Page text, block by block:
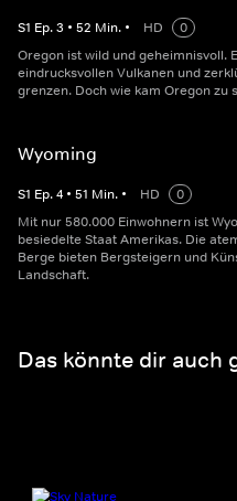
S1 Ep.3 • 52 Min. • HD
0
Oregon ist wild und geheimnisvoll.
eindrucksvollen Vulkanen und
grenzen. Doch wie kam Oregon zu
Wyoming
S1 Ep.4 • 51 Min. • HD
0
Mit nur 580.000 Einwohnern ist
besiedelte Staat Amerikas. Die
Berge bieten Bergsteigern und
Landschaft.
Das könnte dir auch